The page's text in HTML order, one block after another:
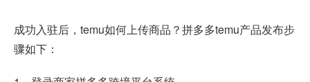
成功入驻后，temu如何上传商品？拼多多temu产品发布步
骤如下：